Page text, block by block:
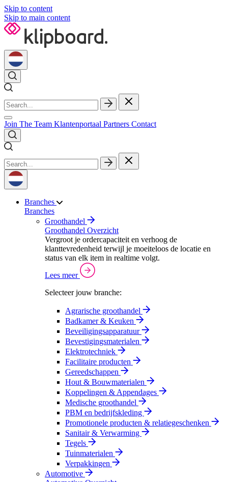
Skip to content
Skip to main content
Join The Team Klantenportaal Partners Contact
Branches
Branches
Groothandel
Groothandel Overzicht
Vergroot je ordercapaciteit en verhoog de
klanttevredenheid terwijl je moeiteloos de locatie en
status van elk item in realtime volgt.
Lees meer
Selecteer jouw branche:
Agrarische groothandel
Badkamer & Keuken
Beveiligingsapparatuur
Bevestigingsmaterialen
Elektrotechniek
Facilitaire producten
Gereedschappen
Hout & Bouwmaterialen
Koppelingen & Appendages
Medische groothandel
PBM en bedrijfskleding
Promotionele producten & relatiegeschenken
Sanitair & Verwarming
Tegels
Tuinmaterialen
Verpakkingen
Automotive